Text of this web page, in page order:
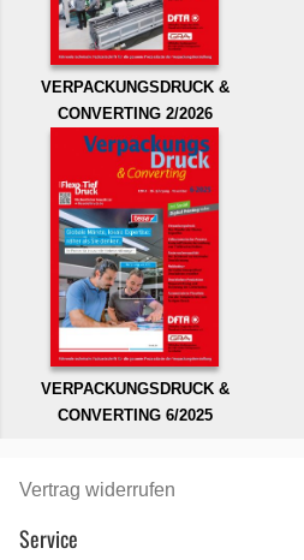
VERPACKUNGSDRUCK &
CONVERTING 2/2026
VERPACKUNGSDRUCK &
CONVERTING 6/2025
Vertrag widerrufen
Service